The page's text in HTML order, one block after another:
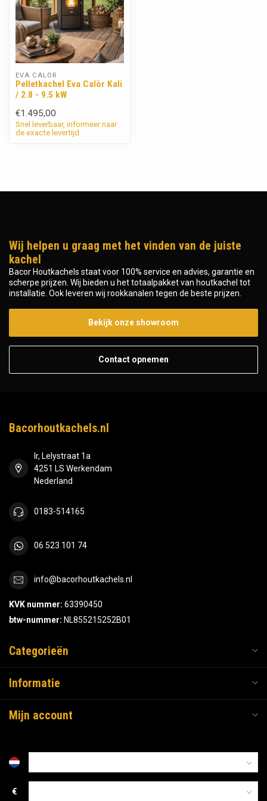
EVA CALÒR
Pelletkachel Eva Calòr Kali
/ 2.8 - 9.5 kW
€1.495,00
Snel leverbaar, informeer naar
de exacte levertijd
Wij helpen u graag met het vinden van de juiste
kachel
Bacor Houtkachels staat voor 100% service en advies, garantie en
scherpe prijzen. Wij bieden u het totaalpakket van houtkachel tot
installatie. Ook leveren wij rookkanalen tegen de beste prijzen.
Bekijk onze showroom
Contact opnemen
Bacorhoutkachels.nl
Ir, Lelystraat 1a
4251 LS Werkendam
Nederland
0183-514165
06 523 101 74
info@bacorhoutkachels.nl
KVK nummer: 63390450
btw-nummer: NL855215252B01
Categorieën
Informatie
Mijn account
€